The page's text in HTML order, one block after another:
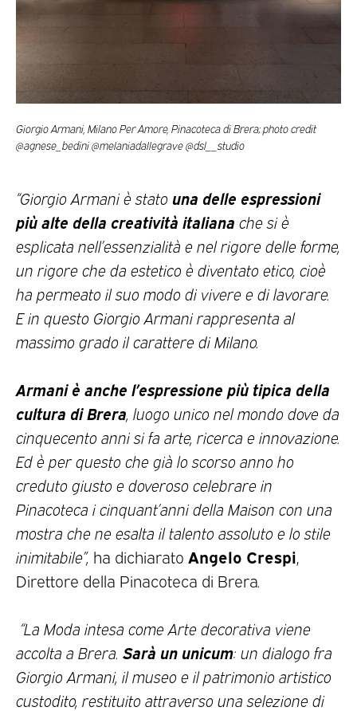
Giorgio Armani, Milano Per Amore, Pinacoteca di Brera; photo credit
@agnese_bedini @melaniadallegrave @dsl__studio
“Giorgio Armani è stato una delle espressioni
più alte della creatività italiana che si è
esplicata nell’essenzialità e nel rigore delle forme,
un rigore che da estetico è diventato etico, cioè
ha permeato il suo modo di vivere e di lavorare.
E in questo Giorgio Armani rappresenta al
massimo grado il carattere di Milano.
Armani è anche l’espressione più tipica della
cultura di Brera , luogo unico nel mondo dove da
cinquecento anni si fa arte, ricerca e innovazione.
Ed è per questo che già lo scorso anno ho
creduto giusto e doveroso celebrare in
Pinacoteca i cinquant’anni della Maison con una
mostra che ne esalta il talento assoluto e lo stile
inimitabile”, ha dichiarato Angelo Crespi
Direttore della Pinacoteca di Brera
“La Moda intesa come Arte decorativa viene
accolta a Brera. Sarà un unicum: un dialogo fra
Giorgio Armani, il museo e il patrimonio artistico
custodito, restituito attraverso una selezione di